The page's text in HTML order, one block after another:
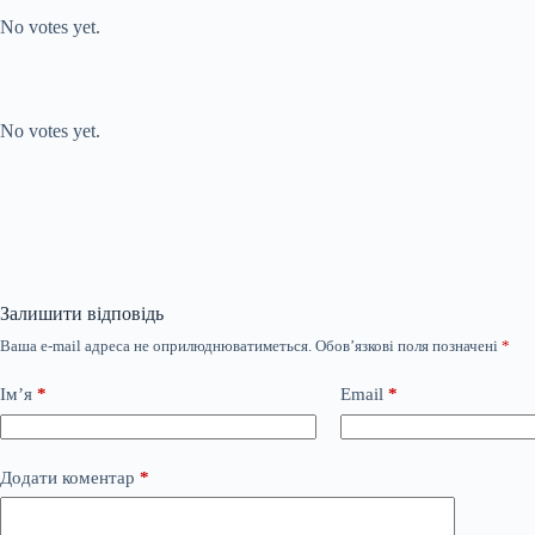
No votes yet.
No votes yet.
Залишити відповідь
Ваша e-mail адреса не оприлюднюватиметься. Обов’язкові поля позначені *
Ім’я * Email *
Додати коментар *